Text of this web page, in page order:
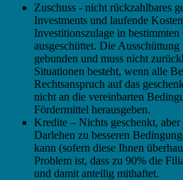
Zuschuss - nicht rückzahlbares
Investments und laufende
Investitionszulage in
ausgeschüttet. Die
gebunden und muss nicht
Situationen besteht, wenn alle
Rechtsanspruch auf das
nicht an die vereinbarten
Fördermittel herausgeben.
Kredite – Nichts geschenkt,
Darlehen zu besseren
kann (sofern diese Ihnen
Problem ist, dass zu 90% die
und damit anteilig mithaftet.